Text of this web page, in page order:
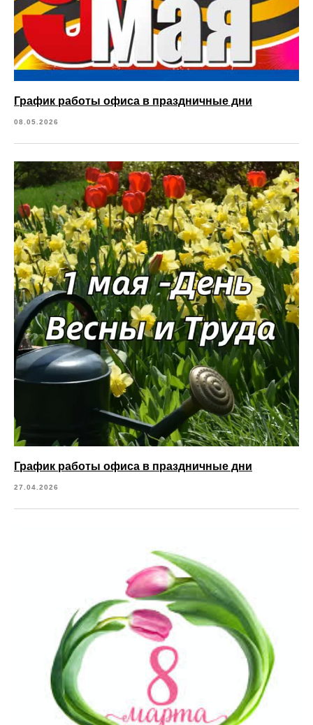
График работы офиса в праздничные дни
08.05.2026
График работы офиса в праздничные дни
27.04.2026